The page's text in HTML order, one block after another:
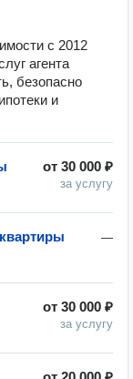
с 2012
агента
безопасно
и
от 30 000 ₽
за услугу
—
от 30 000 ₽
за услугу